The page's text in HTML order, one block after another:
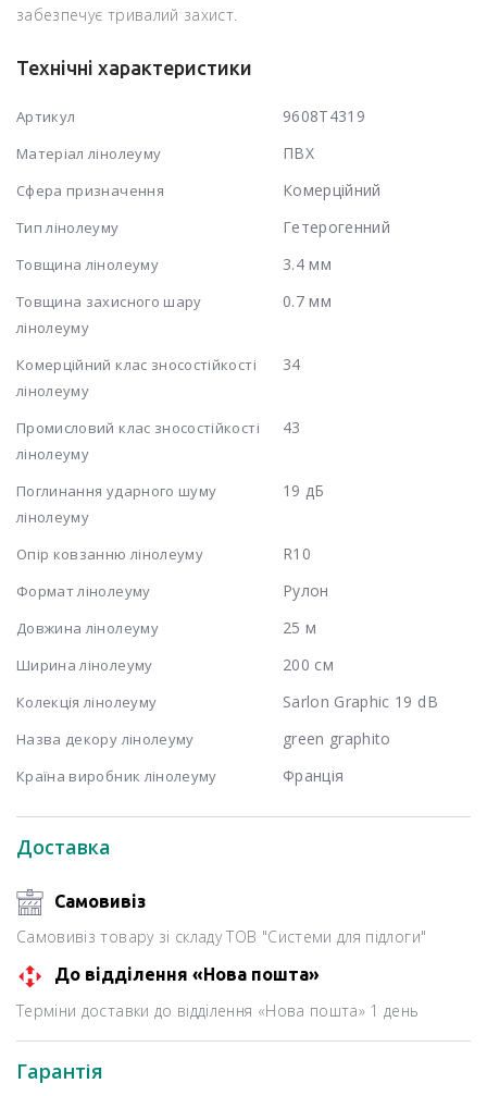
Доставка
Самовивіз
Самовивіз товару зі складу ТОВ "Системи для підлоги"
До відділення «Нова пошта»
Терміни доставки до відділення «Нова пошта» 1 день
Гарантія
забезпечує тривалий захист.
Технічні характеристики
Артикул 9608T4319
Матеріал лінолеуму ПВХ
Сфера призначення Комерційний
Тип лінолеуму Гетерогенний
Товщина лінолеуму 3.4 мм
Товщина захисного шару
лінолеуму
0.7 мм
Комерційний клас зносостійкості
лінолеуму
34
Промисловий клас зносостійкості
лінолеуму
43
Поглинання ударного шуму
лінолеуму
19 дБ
Опір ковзанню лінолеуму R10
Формат лінолеуму Рулон
Довжина лінолеуму 25 м
Ширина лінолеуму 200 см
Колекція лінолеуму Sarlon Graphic 19 dB
Назва декору лінолеуму green graphito
Країна виробник лінолеуму Франція